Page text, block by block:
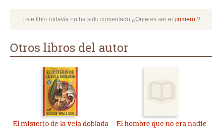
Este libro todavía no ha sido comentado ¿Quieres ser el primero?
Otros libros del autor
El misterio de la vela doblada El hombre que no era nadie